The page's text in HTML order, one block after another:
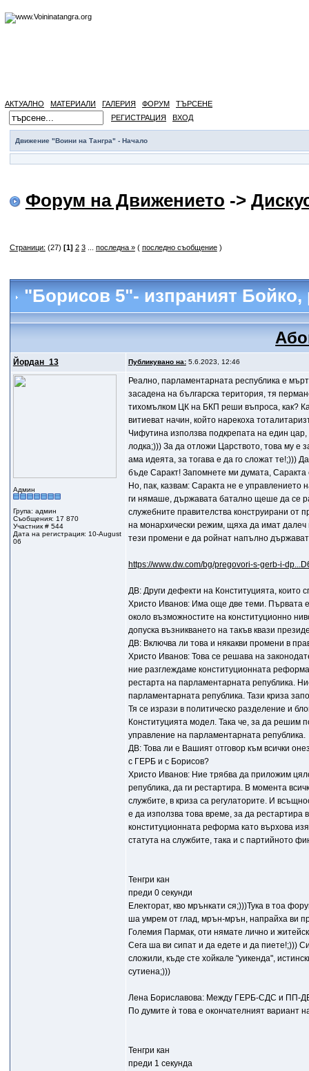
АКТУАЛНО МАТЕРИАЛИ ГАЛЕРИЯ ФОРУМ
ТЪРСЕНЕ
РЕГИСТРАЦИЯ
ВХОД
Движение "Воини на Тангра" - Начало
Форум на Движението ->
Страници: (27) [1] 2 3... последна »( последно съобщение)
"Борисов 5"- изпраният Бойко,
Йордан_13 Публикувано на:5.6.2023, 12:46
Админ
Група: админ
Съобщения: 17 870
Участник # 544
Дата на регистрация: 10-August
06
Реално, парламентарната республика е
засадена на българска територия, тя
тихомълком ЦК на БКП реши въпроса, как?
витиеват начин, който нарекоха
Чифутина използва подкрепата на един
лодка;))) За да отложи Царството, това му е
ама идеята, за тогава е да го сложат те!;)))
бъде Саракт! Запомнете ми думата, Саракта
Но, пак, казвам: Саракта не е управлението
ги нямаше, държавата батално щеше да се
служебните правителства конструирани от
на монархически режим, щяха да имат
тези промени е да ройнат напълно
https://www.dw.com/bg/pregovori-s-gerb-i-
ДВ: Други дефекти на Конституцията, които
Христо Иванов: Има още две теми. Първата е
около възможностите на конституционно
допуска възникването на такъв квази
ДВ: Включва ли това и някакви промени в
Христо Иванов: Това се решава на
ние разглеждаме конституционната
рестарта на парламентарната република.
парламентарната република. Тази криза
Тя се изрази в политическо разделение и
Конституцията модел. Така че, за да решим
управление на парламентарната република.
ДВ: Това ли е Вашият отговор към всички
с ГЕРБ и с Борисов?
Христо Иванов: Ние трябва да приложим
република, да ги рестартира. В момента
службите, в криза са регулаторите. И
е да използва това време, за да рестартира
конституционната реформа като върхова
статута на службите, така и с партийното
Тенгри кан
преди 0 секунди
Електорат, кво мрънкати ся;)))Тука в тоа
ша умрем от глад, мрън-мрън, напрайха ви
Големия Пармак, оти нямате лично и
Сега ша ви сипат и да едете и да пиете!;)))
сложили, къде сте хойкале "уикенда",
сутиена;)))
Лена Бориславова: Между ГЕРБ-СДС и ПП-
По думите ѝ това е окончателният вариант
Тенгри кан
преди 1 секунда